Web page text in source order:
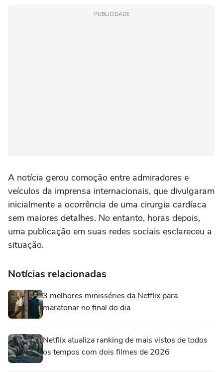
PUBLICIDADE
A notícia gerou comoção entre admiradores e
veículos da imprensa internacionais, que divulgaram
inicialmente a ocorrência de uma cirurgia cardíaca
sem maiores detalhes. No entanto, horas depois,
uma publicação em suas redes sociais esclareceu a
situação.
Notícias relacionadas
3 melhores minisséries da Netflix para
maratonar no final do dia
Netflix atualiza ranking de mais vistos de todos
os tempos com dois filmes de 2026